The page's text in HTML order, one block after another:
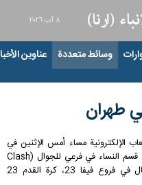
٨ آب ٢٠٢٦
وسائط متعددة عناوين
طهران
الإلكترونية مساء أمس الإثنين في
برج "ميلاد" بطهران. ويتنافس المشاركون في قسم النساء في فرعي للجوال (Clash
Royal) و Track Mania، وفي قسم الرجال في فروع فيفا 23، كرة القدم 23